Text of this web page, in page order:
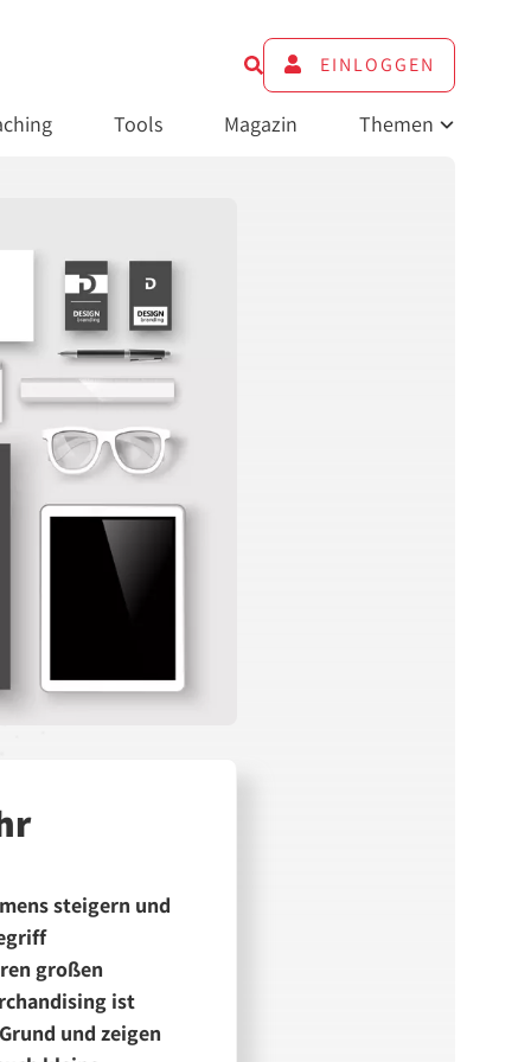
EINLOGGEN
Tools Magazin Themen
steigern und
großen
ist
und zeigen